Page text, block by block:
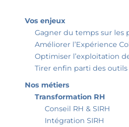
Vos enjeux
Gagner du temps sur les
Améliorer l’Expérience
Optimiser l’exploitation
Tirer enfin parti des outils
Nos métiers
Transformation RH
Conseil RH & SIRH
Intégration SIRH